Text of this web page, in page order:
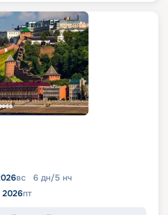
вс 6 дн/5 нч
2026пт